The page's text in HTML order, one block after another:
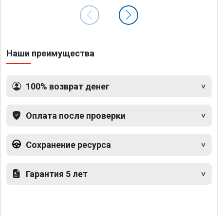
Наши преимущества
100% возврат денег
Оплата после проверки
Сохранение ресурса
Гарантия 5 лет